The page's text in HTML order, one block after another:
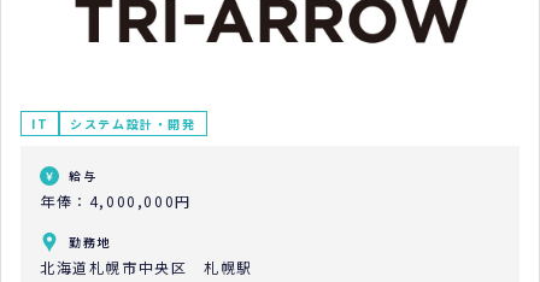
IT システム設計・開発
給与
年俸：4,000,000円
勤務地
北海道札幌市中央区 札幌駅